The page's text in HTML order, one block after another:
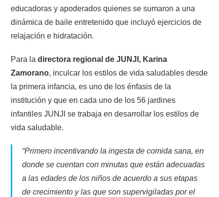
educadoras y apoderados quienes se sumaron a una
dinámica de baile entretenido que incluyó ejercicios de
relajación e hidratación.
Para ladirectora regional de JUNJI, Karina
Zamorano, inculcar los estilos de vida saludables desde
la primera infancia, es uno de los énfasis de la
institución y que en cada uno de los 56 jardines
infantiles JUNJI se trabaja en desarrollar los estilos de
vida saludable.
“Primero incentivando la ingesta de comida sana, en
donde se cuentan con minutas que están adecuadas
a las edades de los niños de acuerdo a sus etapas
de crecimiento y las que son supervigiladas por el